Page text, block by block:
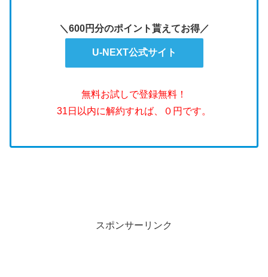
＼600円分のポイント貰えてお得／
U-NEXT公式サイト
無料お試しで登録無料！
31日以内に解約すれば、０円です。
スポンサーリンク